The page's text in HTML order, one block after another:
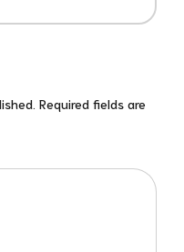
Required fields are